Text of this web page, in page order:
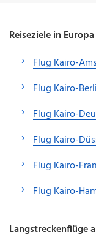
Reiseziele in
Flug Kairo-
Flug Kairo-
Flug Kairo-
Flug Kairo-
Flug Kairo-
Flug Kairo-
Langstreckenflüge